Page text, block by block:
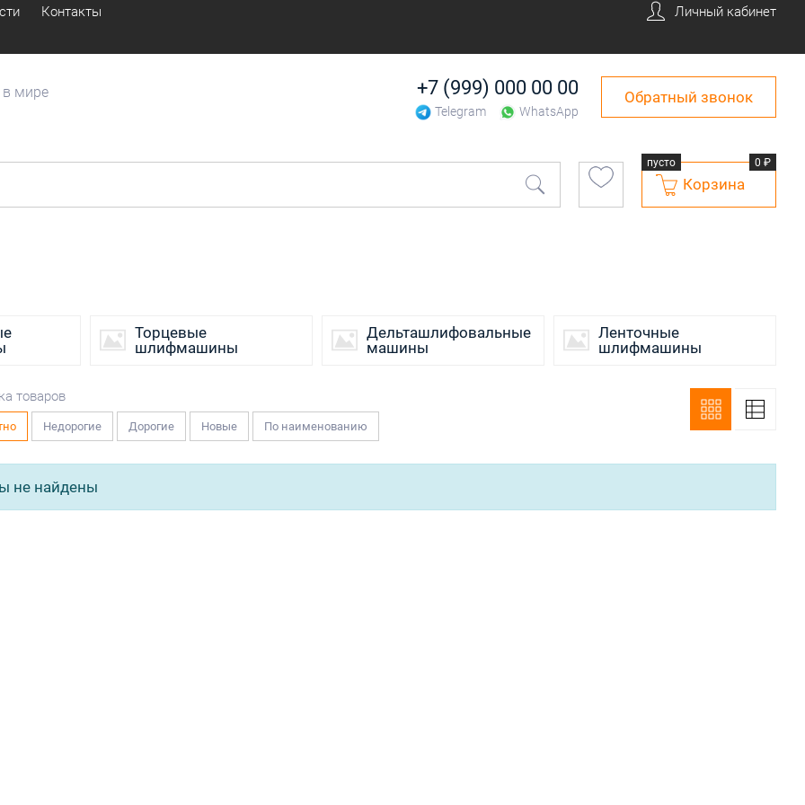
Дрели-миксеры
Лобзики с лазером
Перфораторы
Профессиональные
Торцевые
Ленточные
Профессиональные рубанки
Ударные гайковерты
Винтоверты
Контакты Личный кабинет
мире
+7 (999) 000 00 00
Telegram WhatsApp
Обратный звонок
пусто 0 ₽
Корзина
Торцевые
шлифмашины
Дельташлифовальные
машины
Ленточные
шлифмашины
товаров
Недорогие Дорогие Новые По наименованию
не найдены